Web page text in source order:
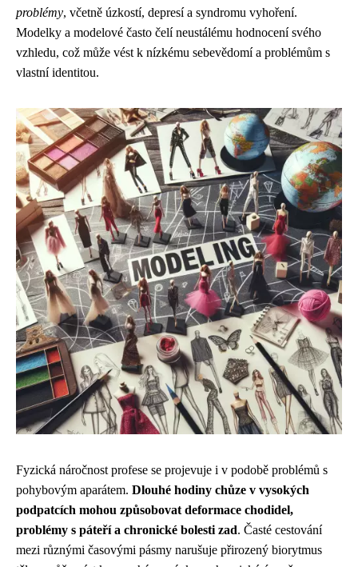
problémy, včetně úzkostí, depresí a syndromu vyhoření.
Modelky a modelové často čelí neustálému hodnocení svého
vzhledu, což může vést k nízkému sebevědomí a problémům s
vlastní identitou.
Fyzická náročnost profese se projevuje i v podobě problémů s
pohybovým aparátem. Dlouhé hodiny chůze v vysokých
podpatcích mohou způsobovat deformace chodidel,
problémy s páteří a chronické bolesti zad. Časté cestování
mezi různými časovými pásmy narušuje přirozený biorytmus